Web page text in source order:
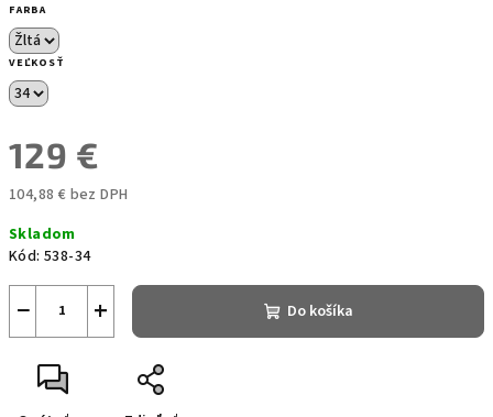
FARBA
VEĽKOSŤ
129 €
104,88 € bez DPH
cena:
Skladom
Kód: 538-34
+
− Do košíka